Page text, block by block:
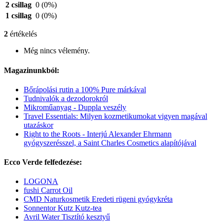
2 csillag 0 (0%)
1 csillag 0 (0%)
2 értékelés
Még nincs vélemény.
Magazinunkból:
Bőrápolási rutin a 100% Pure márkával
Tudnivalók a dezodorokról
Mikroműanyag - Duppla veszély
Travel Essentials: Milyen kozmetikumokat vigyen magával
utazáskor
Right to the Roots - Interjú Alexander Ehrmann
gyógyszerésszel, a Saint Charles Cosmetics alapítójával
Ecco Verde felfedezése:
LOGONA
fushi Carrot Oil
CMD Naturkosmetik Eredeti rügeni gyógykréta
Sonnentor Kutz Kutz-tea
Avril Water Tisztító kesztyű